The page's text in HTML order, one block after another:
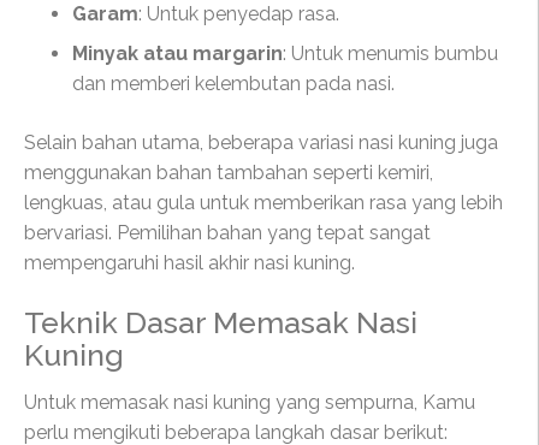
Garam: Untuk penyedap rasa.
Minyak atau margarin: Untuk menumis bumbu
dan memberi kelembutan pada nasi.
Selain bahan utama, beberapa variasi nasi kuning juga
menggunakan bahan tambahan seperti kemiri,
lengkuas, atau gula untuk memberikan rasa yang lebih
bervariasi. Pemilihan bahan yang tepat sangat
mempengaruhi hasil akhir nasi kuning.
Teknik Dasar Memasak Nasi
Kuning
Untuk memasak nasi kuning yang sempurna, Kamu
perlu mengikuti beberapa langkah dasar berikut: